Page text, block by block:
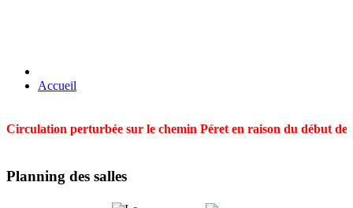
Accueil
Circulation perturbée sur le chemin Péret en raison du début
Planning des salles